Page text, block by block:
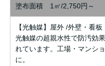
塗布面積 1㎡/2,750円～
【光触媒】屋外 /外壁・看板
光触媒の超親水性で防汚効
れています。工場・マンシ
に。